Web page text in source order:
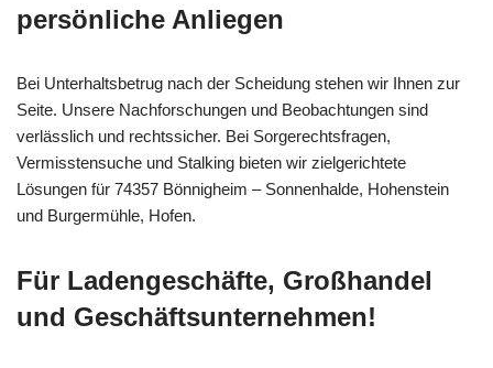
persönliche Anliegen
Bei Unterhaltsbetrug nach der Scheidung stehen wir Ihnen zur
Seite. Unsere Nachforschungen und Beobachtungen sind
verlässlich und rechtssicher. Bei Sorgerechtsfragen,
Vermisstensuche und Stalking bieten wir zielgerichtete
Lösungen für 74357 Bönnigheim – Sonnenhalde, Hohenstein
und Burgermühle, Hofen.
Für Ladengeschäfte, Großhandel
und Geschäftsunternehmen!